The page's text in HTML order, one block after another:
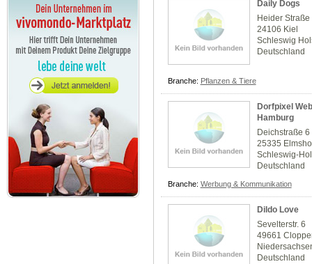
Daily Dogs
Heider Straße
24106 Kiel
Schleswig
Deutschland
Branche: Pflanzen & Tiere
Dorfpixel
Hamburg
Deichstraße 6
25335
Schleswig-
Deutschland
Branche: Werbung & Kommunikation
Dildo Love
Sevelterstr. 6
49661
Deutschland